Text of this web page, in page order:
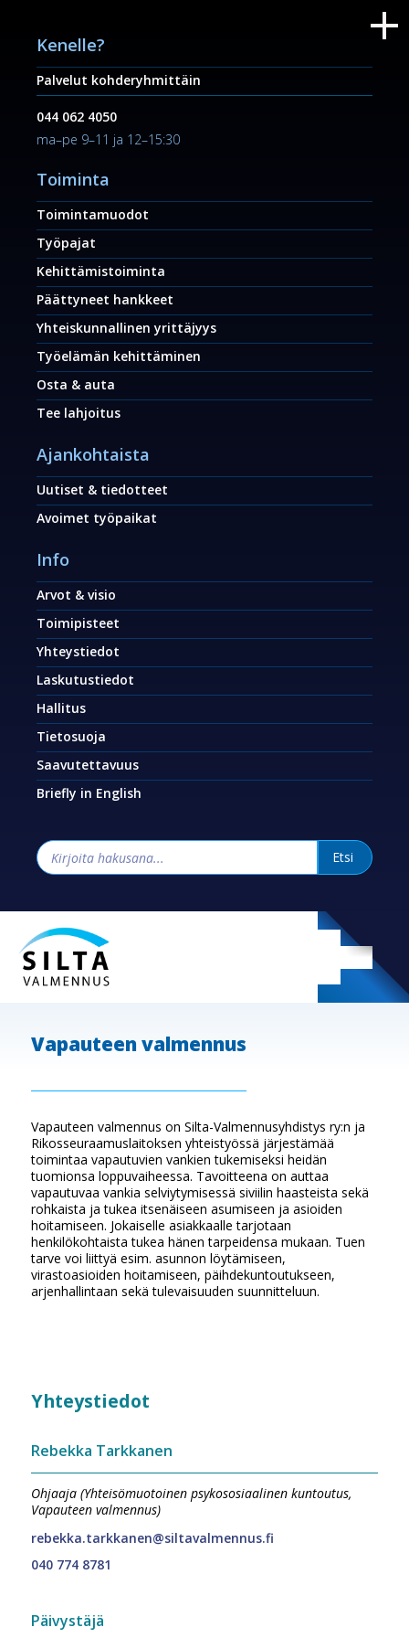
Kenelle?
Palvelut kohderyhmittäin
044 062 4050
ma–pe 9–11 ja 12–15:30
Toiminta
Toimintamuodot
Työpajat
Kehittämistoiminta
Päättyneet hankkeet
Yhteiskunnallinen yrittäjyys
Työelämän kehittäminen
Osta & auta
Tee lahjoitus
Ajankohtaista
Uutiset & tiedotteet
Avoimet työpaikat
Info
Arvot & visio
Toimipisteet
Yhteystiedot
Laskutustiedot
Hallitus
Tietosuoja
Saavutettavuus
Briefly in English
Vapauteen valmennus
Vapauteen valmennus on Silta-Valmennusyhdistys ry:n ja
Rikosseuraamuslaitoksen yhteistyössä järjestämää
toimintaa vapautuvien vankien tukemiseksi heidän
tuomionsa loppuvaiheessa. Tavoitteena on auttaa
vapautuvaa vankia selviytymisessä siviilin haasteista sekä
rohkaista ja tukea itsenäiseen asumiseen ja asioiden
hoitamiseen. Jokaiselle asiakkaalle tarjotaan
henkilökohtaista tukea hänen tarpeidensa mukaan. Tuen
tarve voi liittyä esim. asunnon löytämiseen,
virastoasioiden hoitamiseen, päihdekuntoutukseen,
arjenhallintaan sekä tulevaisuuden suunnitteluun.
Yhteystiedot
Rebekka Tarkkanen
Ohjaaja (Yhteisömuotoinen psykososiaalinen kuntoutus,
Vapauteen valmennus)
rebekka.tarkkanen@siltavalmennus.fi
040 774 8781
Päivystäjä